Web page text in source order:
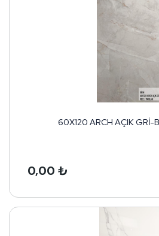
60X120 ARCH AÇIK GRİ-
0,00 ₺